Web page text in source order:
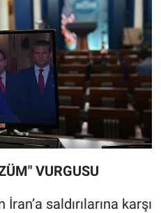
VURGUSU
saldırılarına karşı